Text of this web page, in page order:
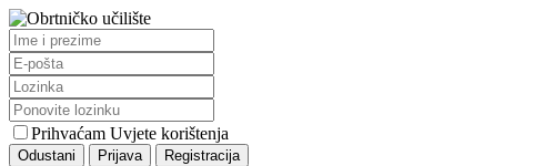
Prihvaćam Uvjete korištenja